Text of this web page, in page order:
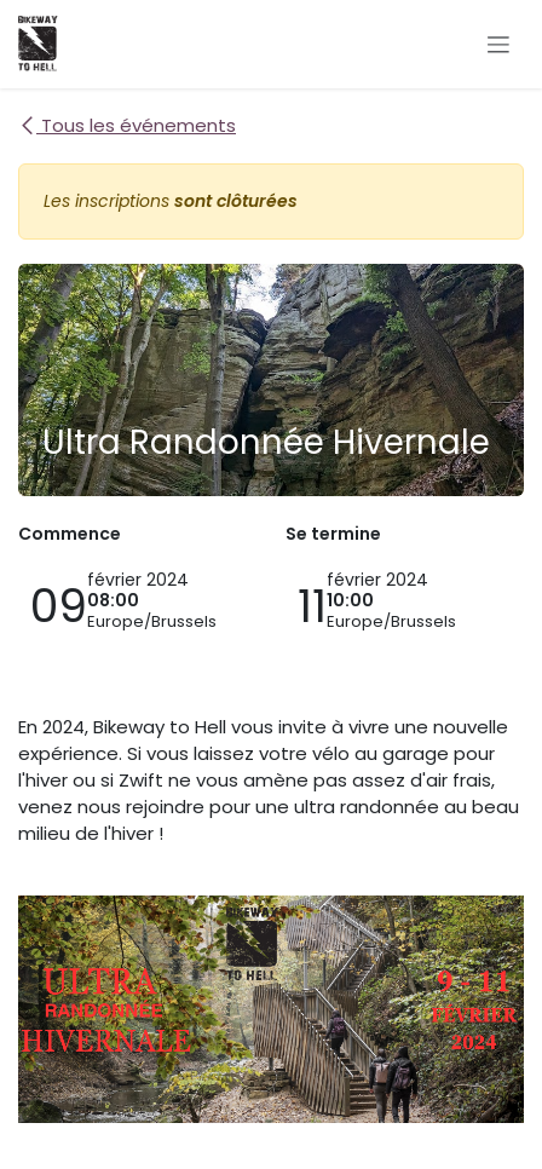
Se rendre au contenu
Tous les événements
Les inscriptions sont clôturées
Ultra Randonnée Hivernale
Commence
09février 2024
08:00
Europe/Brussels
Se termine
11 février 2024
10:00
Europe/Brussels
En 2024, Bikeway to Hell vous invite à vivre une nouvelle
expérience. Si vous laissez votre vélo au garage pour
l'hiver ou si Zwift ne vous amène pas assez d'air frais,
venez nous rejoindre pour une ultra randonnée au beau
milieu de l'hiver !